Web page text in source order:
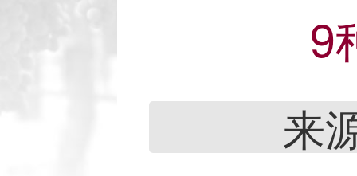
9
来